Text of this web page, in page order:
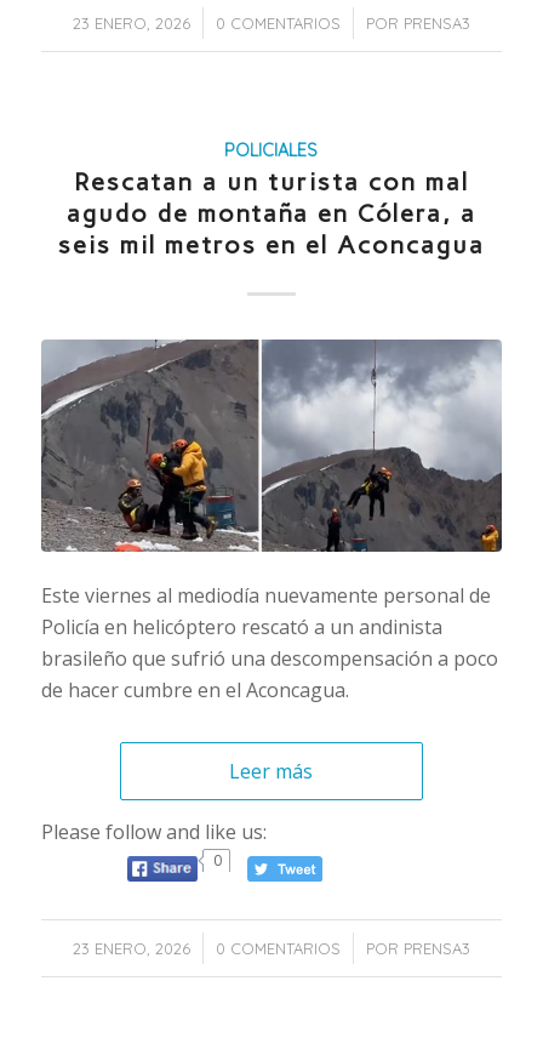
23 ENERO, 2026
/ 0 COMENTARIOS
/ POR PRENSA3
POLICIALES
Rescatan a un turista con mal
agudo de montaña en Cólera, a
seis mil metros en el Aconcagua
Este viernes al mediodía nuevamente personal de
Policía en helicóptero rescató a un andinista
brasileño que sufrió una descompensación a poco
de hacer cumbre en el Aconcagua.
Leer más
Please follow and like us:
0
23 ENERO, 2026
/ 0 COMENTARIOS
/ POR PRENSA3